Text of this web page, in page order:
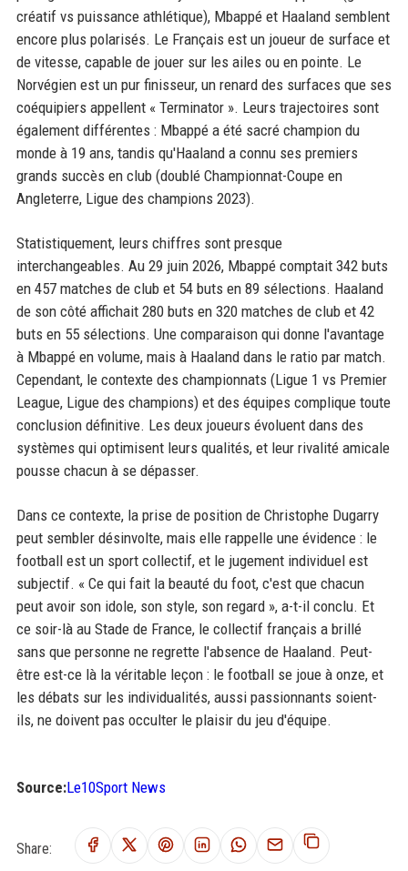
créatif vs puissance athlétique), Mbappé et Haaland semblent
encore plus polarisés. Le Français est un joueur de surface et
de vitesse, capable de jouer sur les ailes ou en pointe. Le
Norvégien est un pur finisseur, un renard des surfaces que ses
coéquipiers appellent « Terminator ». Leurs trajectoires sont
également différentes : Mbappé a été sacré champion du
monde à 19 ans, tandis qu'Haaland a connu ses premiers
grands succès en club (doublé Championnat-Coupe en
Angleterre, Ligue des champions 2023).
Statistiquement, leurs chiffres sont presque
interchangeables. Au 29 juin 2026, Mbappé comptait 342 buts
en 457 matches de club et 54 buts en 89 sélections. Haaland
de son côté affichait 280 buts en 320 matches de club et 42
buts en 55 sélections. Une comparaison qui donne l'avantage
à Mbappé en volume, mais à Haaland dans le ratio par match.
Cependant, le contexte des championnats (Ligue 1 vs Premier
League, Ligue des champions) et des équipes complique toute
conclusion définitive. Les deux joueurs évoluent dans des
systèmes qui optimisent leurs qualités, et leur rivalité amicale
pousse chacun à se dépasser.
Dans ce contexte, la prise de position de Christophe Dugarry
peut sembler désinvolte, mais elle rappelle une évidence : le
football est un sport collectif, et le jugement individuel est
subjectif. « Ce qui fait la beauté du foot, c'est que chacun
peut avoir son idole, son style, son regard », a-t-il conclu. Et
ce soir-là au Stade de France, le collectif français a brillé
sans que personne ne regrette l'absence de Haaland. Peut-
être est-ce là la véritable leçon : le football se joue à onze, et
les débats sur les individualités, aussi passionnants soient-
ils, ne doivent pas occulter le plaisir du jeu d'équipe.
Source:Le10Sport News
Share: